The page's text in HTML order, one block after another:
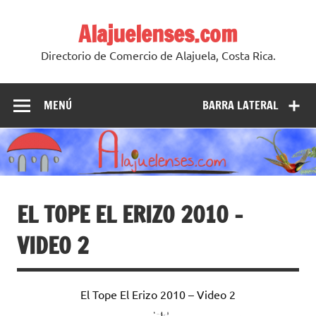
Alajuelenses.com
Directorio de Comercio de Alajuela, Costa Rica.
BARRA LATERAL
MENÚ
EL TOPE EL ERIZO 2010 –
VIDEO 2
El Tope El Erizo 2010 – Video 2